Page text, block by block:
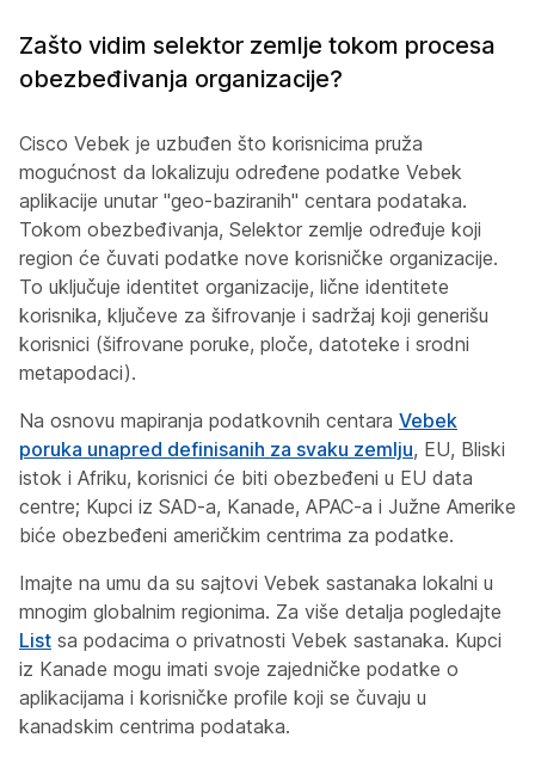
Zašto vidim selektor zemlje tokom procesa
obezbeđivanja organizacije?
Cisco Vebek je uzbuđen što korisnicima pruža
mogućnost da lokalizuju određene podatke Vebek
aplikacije unutar "geo-baziranih" centara podataka.
Tokom obezbeđivanja, Selektor zemlje određuje koji
region će čuvati podatke nove korisničke organizacije.
To uključuje identitet organizacije, lične identitete
korisnika, ključeve za šifrovanje i sadržaj koji generišu
korisnici (šifrovane poruke, ploče, datoteke i srodni
metapodaci).
Na osnovu mapiranja podatkovnih centara Vebek
poruka unapred definisanih za svaku zemlju, EU, Bliski
istok i Afriku, korisnici će biti obezbeđeni u EU data
centre; Kupci iz SAD-a, Kanade, APAC-a i Južne Amerike
biće obezbeđeni američkim centrima za podatke.
Imajte na umu da su sajtovi Vebek sastanaka lokalni u
mnogim globalnim regionima. Za više detalja pogledajte
List sa podacima o privatnosti Vebek sastanaka. Kupci
iz Kanade mogu imati svoje zajedničke podatke o
aplikacijama i korisničke profile koji se čuvaju u
kanadskim centrima podataka.